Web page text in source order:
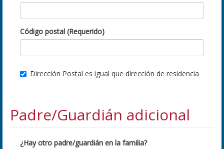
Código postal (Requerido)
Dirección Postal es igual que dirección de residencia
Padre/Guardián adicional
¿Hay otro padre/guardián en la familia?